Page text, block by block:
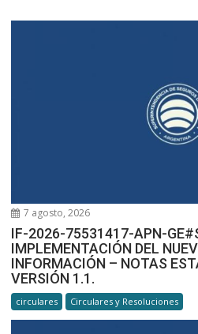
7 agosto, 2026
IF-2026-75531417-APN-
IMPLEMENTACIÓN DEL
INFORMACIÓN – NOTAS
VERSIÓN 1.1.
circulares Circulares y Resoluciones